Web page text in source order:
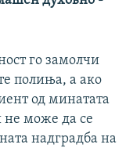
го замолчи
полиња, а ако
од минатата
не може да се
надградба на